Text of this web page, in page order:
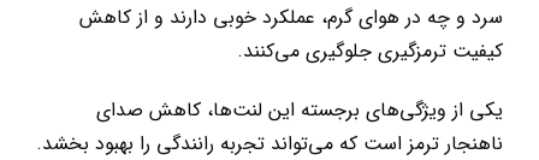
سرد و چه در هوای گرم، عملکرد خوبی دارند و از کاهش
کیفیت ترمزگیری جلوگیری می‌کنند.
یکی از ویژگی‌های برجسته این لنت‌ها، کاهش صدای
ناهنجار ترمز است که می‌تواند تجربه رانندگی را بهبود بخشد.